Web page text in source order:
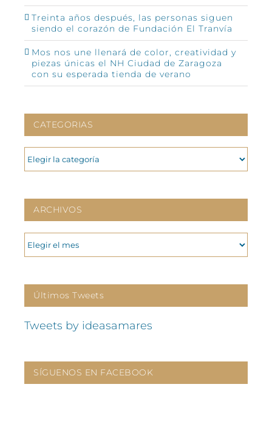
Treinta años después, las personas siguen
siendo el corazón de Fundación El Tranvía
Mos nos une llenará de color, creatividad y
piezas únicas el NH Ciudad de Zaragoza
con su esperada tienda de verano
CATEGORIAS
CATEGORIAS
ARCHIVOS
ARCHIVOS
Últimos Tweets
Tweets by ideasamares
SÍGUENOS EN FACEBOOK